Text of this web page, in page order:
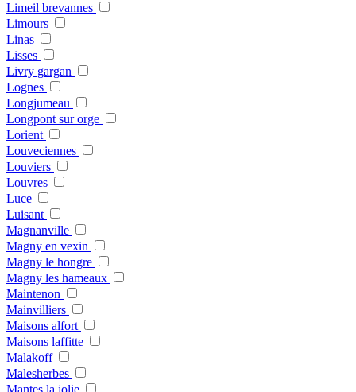
Limeil brevannes
Limours
Linas
Lisses
Livry gargan
Lognes
Longjumeau
Longpont sur orge
Lorient
Louveciennes
Louviers
Louvres
Luce
Luisant
Magnanville
Magny en vexin
Magny le hongre
Magny les hameaux
Maintenon
Mainvilliers
Maisons alfort
Maisons laffitte
Malakoff
Malesherbes